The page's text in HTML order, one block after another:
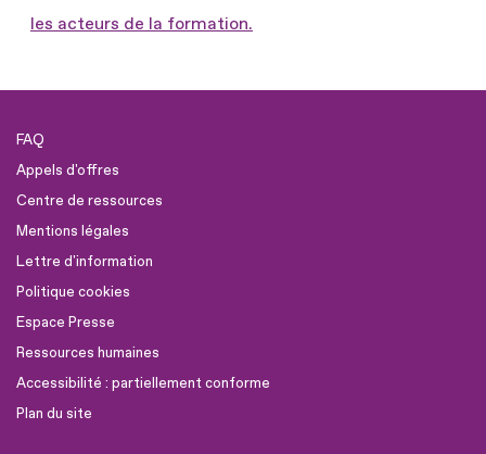
les acteurs de la formation.
FAQ
Appels d'offres
Centre de ressources
Mentions légales
Lettre d'information
Politique cookies
Espace Presse
Ressources humaines
Accessibilité : partiellement conforme
Plan du site